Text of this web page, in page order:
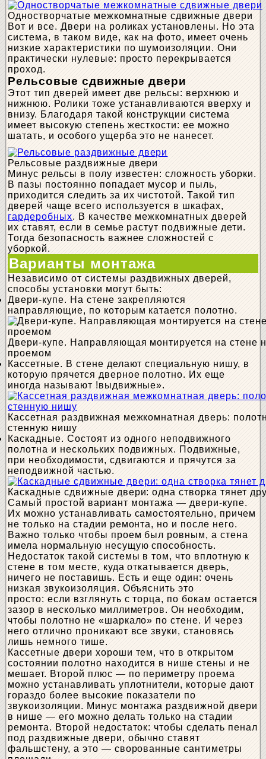
Одностворчатые межкомнатные сдвижные двери
Вот и все. Двери на роликах установлены. Но эта
система, в таком виде, как на фото, имеет очень
низкие характеристики по шумоизоляции. Они
практически нулевые: просто перекрывается
проход.
Рельсовые сдвижные двери
Этот тип дверей имеет две рельсы: верхнюю и
нижнюю. Ролики тоже устанавливаются вверху и
внизу. Благодаря такой конструкции система
имеет высокую степень жесткости: ее можно
шатать, и особого ущерба это не нанесет.
Рельсовые раздвижные двери
Минус рельсы в полу известен: сложность уборки.
В пазы постоянно попадает мусор и пыль,
приходится следить за их чистотой. Такой тип
дверей чаще всего используется в шкафах,
гардеробных. В качестве межкомнатных дверей
их ставят, если в семье растут подвижные дети.
Тогда безопасность важнее сложностей с
уборкой.
Варианты монтажа
Независимо от системы раздвижных дверей,
способы установки могут быть:
Двери-купе. На стене закрепляются
направляющие, по которым катается полотно.
Двери-купе. Направляющая монтируется на стене
проемом
Кассетные. В стене делают специальную нишу, в
которую прячется дверное полотно. Их еще
иногда называют !выдвижные».
Кассетная раздвижная межкомнатная дверь:
стенную нишу
Каскадные. Состоят из одного неподвижного
полотна и нескольких подвижных. Подвижные,
при необходимости, сдвигаются и прячутся за
неподвижной частью.
Каскадные сдвижные двери: одна створка тянет
Самый простой вариант монтажа — двери-купе.
Их можно устанавливать самостоятельно, причем
не только на стадии ремонта, но и после него.
Важно только чтобы проем был ровным, а стена
имела нормальную несущую способность.
Недостаток такой системы в том, что вплотную к
стене в том месте, куда откатывается дверь,
ничего не поставишь. Есть и еще один: очень
низкая звукоизоляция. Объяснить это
просто: если взглянуть с торца, по бокам остается
зазор в несколько миллиметров. Он необходим,
чтобы полотно не «шаркало» по стене. И через
него отлично проникают все звуки, становясь
лишь немного тише.
Кассетные двери хороши тем, что в открытом
состоянии полотно находится в нише стены и не
мешает. Второй плюс — по периметру проема
можно устанавливать уплотнители, которые дают
гораздо более высокие показатели по
звукоизоляции. Минус монтажа раздвижной двери
в нише — его можно делать только на стадии
ремонта. Второй недостаток: чтобы сделать пенал
под раздвижные двери, обычно ставят
фальшстену, а это — сворованные сантиметры